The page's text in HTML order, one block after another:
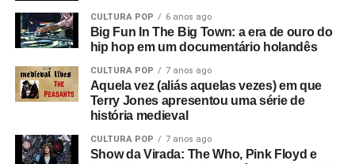
CULTURA POP 6 anos ago
Big Fun In The Big Town: a era de ouro do
hip hop em um documentário holandês
CULTURA POP 7 anos ago
Aquela vez (aliás aquelas vezes) em que
Terry Jones apresentou uma série de
história medieval
CULTURA POP 7 anos ago
Show da Virada: The Who, Pink Floyd e